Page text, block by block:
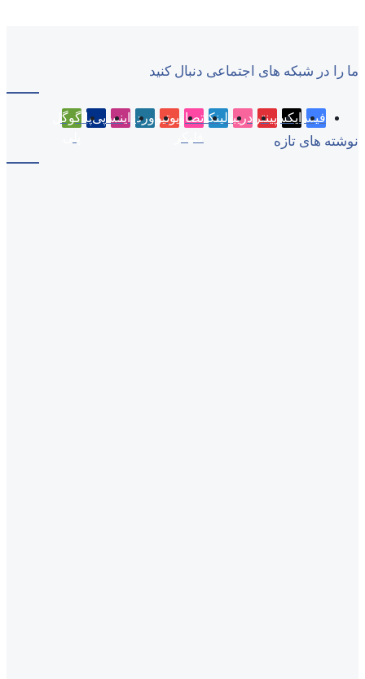
ما را در شبکه های اجتماعی دنبال کنید
فیسبوکایکسپینتریستدریبببللینکداینتصاویریوتیوبوردپرساینستاگرام
پی‌پالگوگل
نوشته های تازه